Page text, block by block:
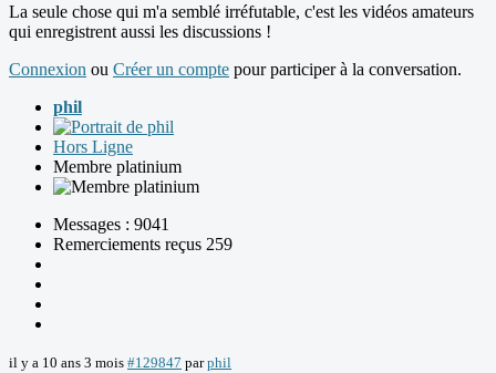
La seule chose qui m'a semblé irréfutable, c'est les vidéos amateurs
qui enregistrent aussi les discussions !
Connexion ou Créer un compte pour participer à la conversation.
phil
Hors Ligne
Membre platinium
Messages : 9041
Remerciements reçus 259
il y a 10 ans 3 mois #129847 parphil